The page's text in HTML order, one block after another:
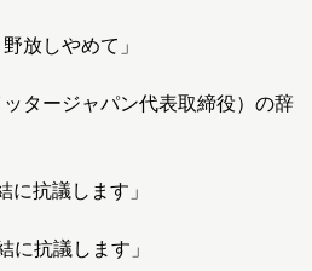
放しやめて」
ッタージャパン代表取締役）の辞
に抗議します」
に抗議します」